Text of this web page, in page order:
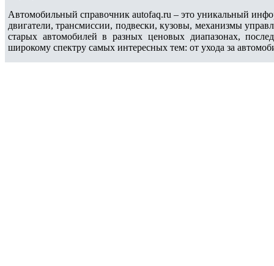
Автомобильный справочник autofaq.ru – это уникальный
двигатели, трансмиссии, подвески, кузовы, механизмы
старых автомобилей в разных ценовых диапазонах,
широкому спектру самых интересных тем: от ухода за